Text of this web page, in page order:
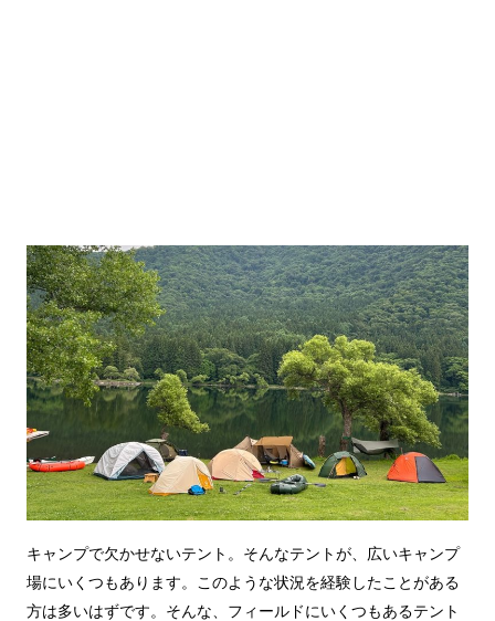
キャンプで欠かせないテント。そんなテントが、広いキャンプ
場にいくつもあります。このような状況を経験したことがある
方は多いはずです。そんな、フィールドにいくつもあるテント